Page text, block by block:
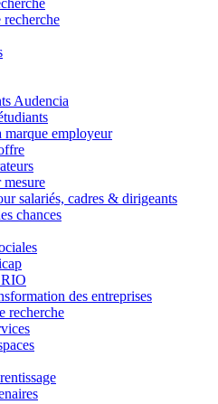
recherche
Audencia
marque employeur
salariés, cadres & dirigeants
chances
des entreprises
recherche